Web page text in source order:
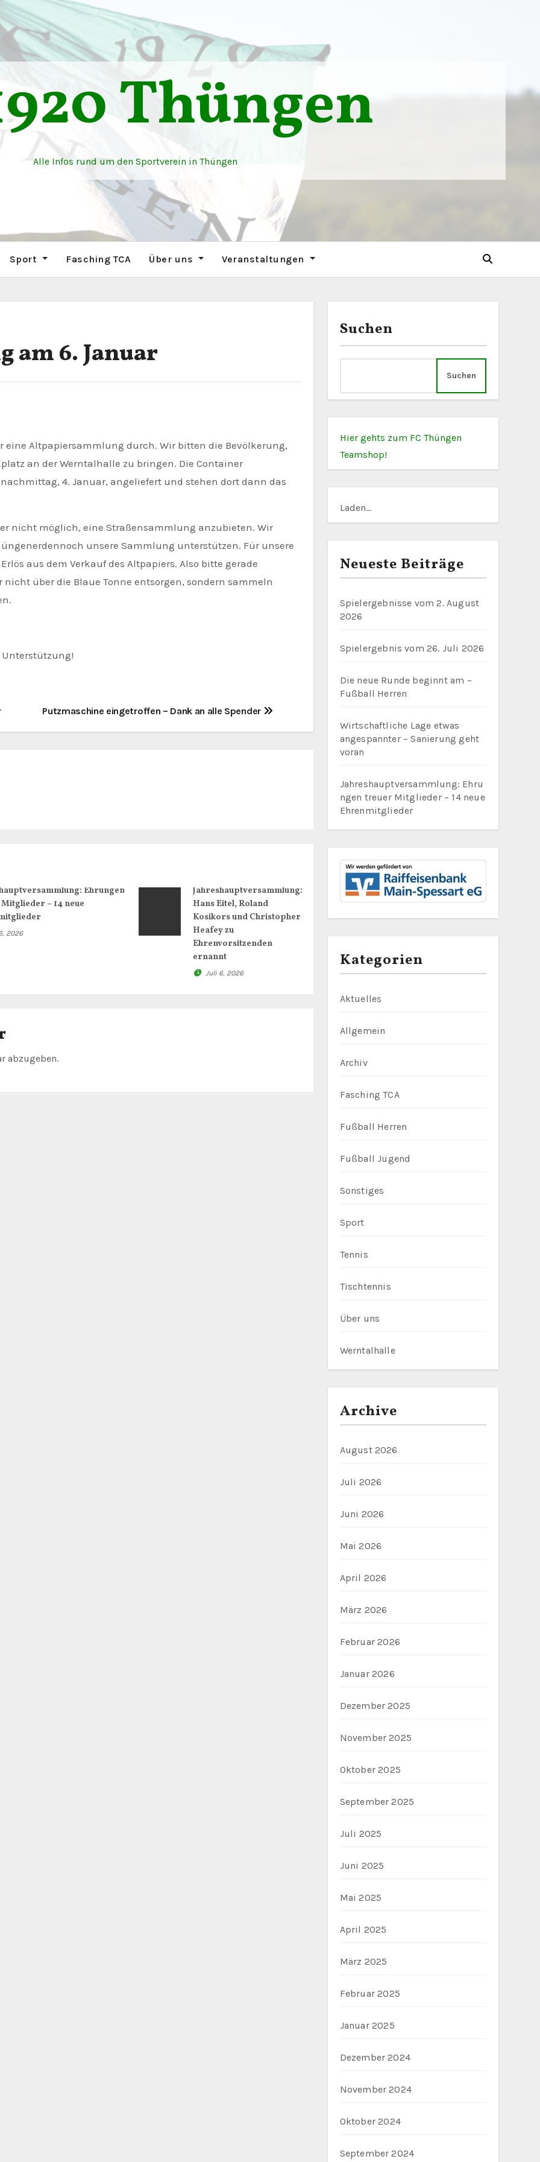
Thüngen
Alle Infos rund um den Sportverein in Thüngen
Sport Fasching TCA Über uns Veranstaltungen
6. Januar
an der Werntalhalle zu bringen. Die Container
4. Januar, angeliefert und stehen dort dann das
nicht möglich, eine Straßensammlung anzubieten. Wir
unsere Sammlung unterstützen. Für unsere
aus dem Verkauf des Altpapiers. Also bitte gerade
über die Blaue Tonne entsorgen, sondern sammeln
Putzmaschine eingetroffen – Dank an alle Spender
Ehrungen
– 14 neue
2026
Jahreshauptversammlung:
Hans Eitel, Roland
Kosikors und Christopher
Heafey zu
Ehrenvorsitzenden
ernannt
Juli 6, 2026
abzugeben.
Suchen
Suchen
Hier gehts zum FC Thüngen
Teamshop!
Laden...
Neueste Beiträge
Spielergebnisse vom 2. August
2026
Spielergebnis vom 26. Juli 2026
Die neue Runde beginnt am –
Fußball Herren
Wirtschaftliche Lage etwas
angespannter – Sanierung geht
voran
Jahreshauptversammlung: Ehru
ngen treuer Mitglieder – 14 neue
Ehrenmitglieder
Kategorien
Aktuelles
Allgemein
Archiv
Fasching TCA
Fußball Herren
Fußball Jugend
Sonstiges
Sport
Tennis
Tischtennis
Über uns
Werntalhalle
Archive
August 2026
Juli 2026
Juni 2026
Mai 2026
April 2026
März 2026
Februar 2026
Januar 2026
Dezember 2025
November 2025
Oktober 2025
September 2025
Juli 2025
Juni 2025
Mai 2025
April 2025
März 2025
Februar 2025
Januar 2025
Dezember 2024
November 2024
Oktober 2024
September 2024